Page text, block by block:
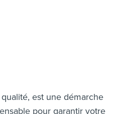
est une démarche
pour garantir votre